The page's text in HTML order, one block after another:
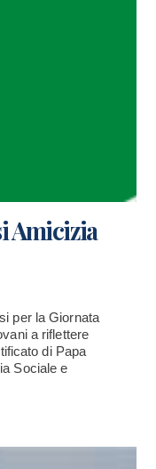
Amicizia
per la Giornata
a riflettere
di Papa
Sociale e